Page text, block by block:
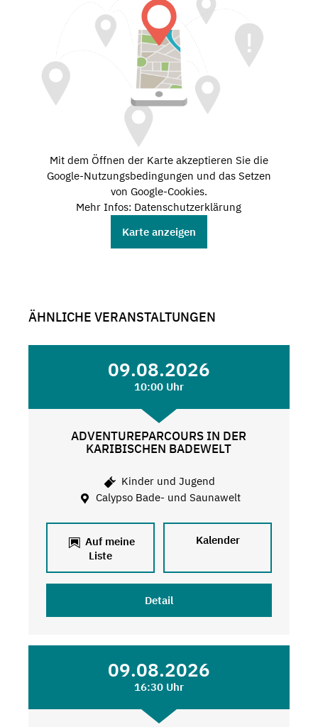
Mit dem Öffnen der Karte akzeptieren Sie die
Google-Nutzungsbedingungen und das Setzen
von Google-Cookies.
Mehr Infos: Datenschutzerklärung
Karte anzeigen
ÄHNLICHE VERANSTALTUNGEN
09.08.2026
10:00 Uhr
ADVENTUREPARCOURS IN DER
KARIBISCHEN BADEWELT
Kinder und Jugend
Calypso Bade- und Saunawelt
Auf meine
Liste
Kalender
Detail
09.08.2026
16:30 Uhr